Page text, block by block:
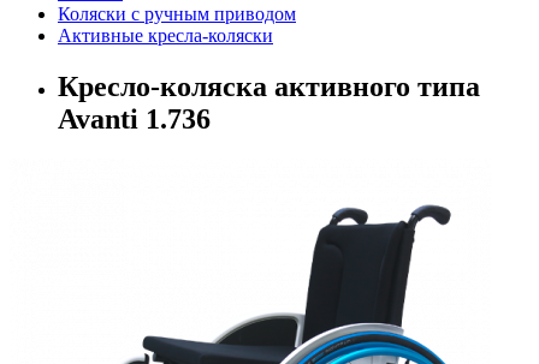
Коляски с ручным приводом
Активные кресла-коляски
Кресло-коляска активного типа
Avanti 1.736